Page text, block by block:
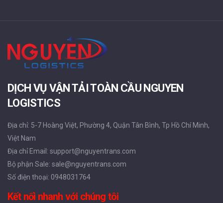
DỊCH VỤ VẬN TẢI TOÀN CẦU NGUYEN
LOGISTICS
Địa chỉ: 5-7 Hoàng Việt, Phường 4, Quận Tân Bình, Tp Hồ Chí Minh,
Việt Nam
Địa chỉ Email: support@nguyentrans.com
Bộ phận Sale: sale@nguyentrans.com
Số điện thoại: 0948031764
Kết nối nhanh với chúng tôi